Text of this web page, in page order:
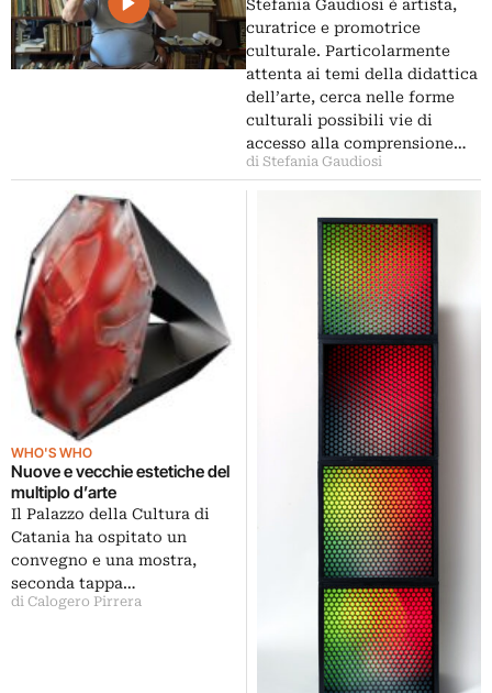
Stefania Gaudiosi è artista,
curatrice e promotrice
culturale. Particolarmente
attenta ai temi della didattica
dell’arte, cerca nelle forme
culturali possibili vie di
accesso alla comprensione…
di Stefania Gaudiosi
WHO'S WHO
Nuove e vecchie estetiche del
multiplo d’arte
Il Palazzo della Cultura di
Catania ha ospitato un
convegno e una mostra,
seconda tappa…
di Calogero Pirrera